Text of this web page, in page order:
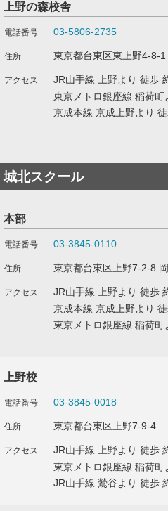
上野の森校舎
03-5806-2735
東京都台東区東上野4-8-
JR山手線 上野より 徒歩
東京メトロ銀座線 稲荷町
京成本線 京成上野より
城北スクール
本部
03-3845-0110
東京都台東区上野7-2-8
JR山手線 上野より 徒歩
京成本線 京成上野より
東京メトロ銀座線 稲荷町
上野校
03-3845-0018
東京都台東区上野7-9-4
JR山手線 上野より 徒歩
東京メトロ銀座線 稲荷町
JR山手線 鶯谷より 徒歩